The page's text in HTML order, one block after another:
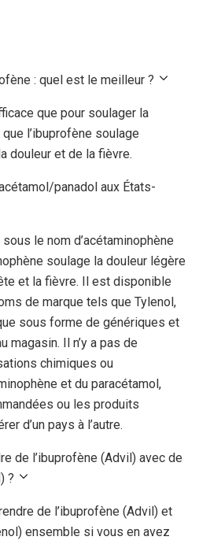
: quel est le meilleur ?
que pour soulager la
l’ibuprofène soulage
douleur et de la fièvre.
panadol aux États-
le nom d’acétaminophène
soulage la douleur légère
et la fièvre. Il est disponible
de marque tels que Tylenol,
sous forme de génériques et
magasin. Il n’y a pas de
chimiques ou
et du paracétamol,
ou les produits
d’un pays à l’autre.
de l’ibuprofène (Advil) avec de
?
de l’ibuprofène (Advil) et
ensemble si vous en avez